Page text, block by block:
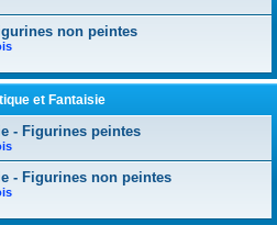
non peintes
et Fantaisie
- Figurines peintes
- Figurines non peintes